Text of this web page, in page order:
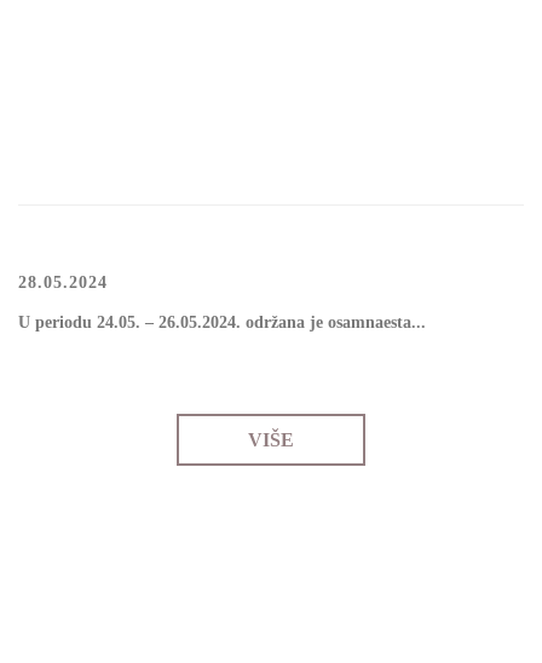
28.05.2024
U pеriоdu 24.05. – 26.05.2024. оdržаnа је osamnaesta...
VIŠE